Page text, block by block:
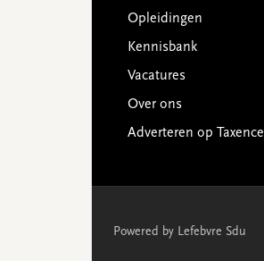
Opleidingen
Kennisbank
Vacatures
Over ons
Adverteren op Taxence
Powered by Lefebvre Sdu